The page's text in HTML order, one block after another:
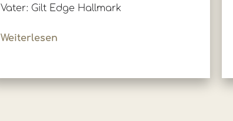
Vater: Gilt Edge Hallmark
Weiterlesen